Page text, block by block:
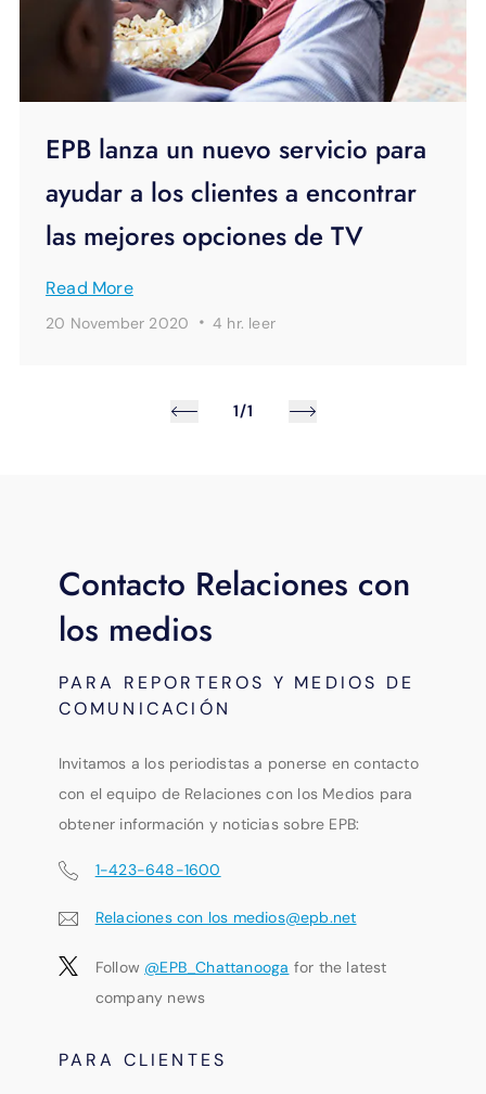
EPB lanza un nuevo servicio para
ayudar a los clientes a encontrar
las mejores opciones de TV
Read More
20 November 2020 · 4 hr. leer
1/1
Contacto Relaciones con
los medios
PARA REPORTEROS Y MEDIOS DE
COMUNICACIÓN
Invitamos a los periodistas a ponerse en contacto
con el equipo de Relaciones con los Medios para
obtener información y noticias sobre EPB:
1-423-648-1600
Relaciones con los medios@epb.net
Follow @EPB_Chattanooga for the latest
company news
PARA CLIENTES